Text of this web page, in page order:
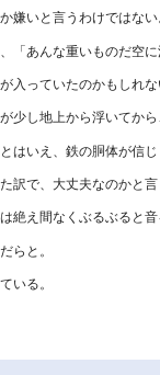
嫌いと言うわけではな
「あんな重いものだ空
入っていたのかもしれ
少し地上から浮いてか
はいえ、鉄の胴体が信
訳で、大丈夫なのかと
絶え間なくぶるぶると
らと。
いる。